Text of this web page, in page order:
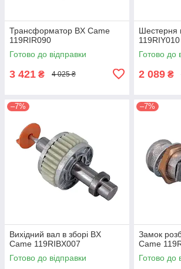
Трансформатор BX Came
119RIR090
Готово до відправки
3 421 ₴ 4 025 ₴
Шестерня
119RIY010
Готово до
2 089 ₴
–7%
Вихідний вал в зборі BX
Came 119RIBX007
Готово до відправки
–7%
Замок
Came
Готово до